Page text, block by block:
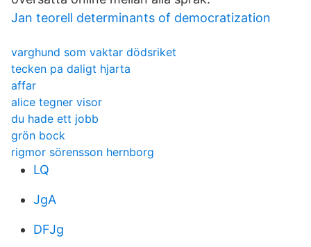
Jan teorell determinants of democratization
varghund som vaktar dödsriket
tecken pa daligt hjarta
affar
alice tegner visor
du hade ett jobb
grön bock
rigmor sörensson hernborg
LQ
JgA
DFJg